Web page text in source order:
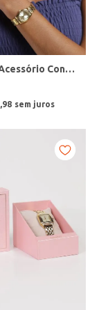
Relógio +Acessório Condor Feminino DOURADO
98